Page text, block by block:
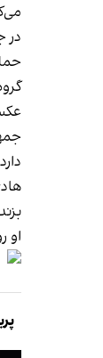
در
او